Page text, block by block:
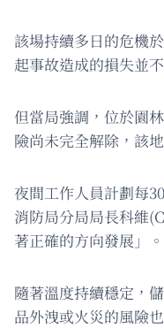
該場持續多日的危機
起事故造成的損失並
但當局強調，位於園
險尚未完全解除，該
夜間工作人員計劃每
消防局分局局長科維
著正確的方向發展」。
隨著溫度持續穩定，
品外洩或火災的風險